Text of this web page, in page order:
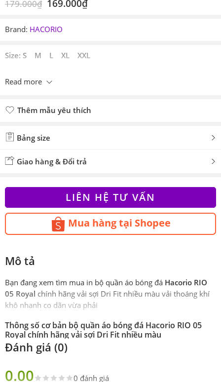
179.000₫ 169.000₫
Brand: HACORIO
Size: S M L XL XXL
*Sản phẩm chỉ bán theo đơn đội
Read more
Thêm mẫu yêu thích
Bảng size
Giao hàng & Đổi trả
LIÊN HỆ TƯ VẤN
Mua hàng tại Shopee
Mô tả
Bạn đang xem tìm mua in bộ quần áo bóng đá Hacorio RIO
05 Royal chính hãng vải sợi Dri Fit nhiều màu vải thoáng khí
khô nhanh co dãn vừa phải
Thông số cơ bản bộ quần áo bóng đá Hacorio RIO 05
Royal chính hãng vải sợi Dri Fit nhiều màu
Phiên
Chính Hãng Hacorio
Đánh giá (0)
0.00 0 đánh giá